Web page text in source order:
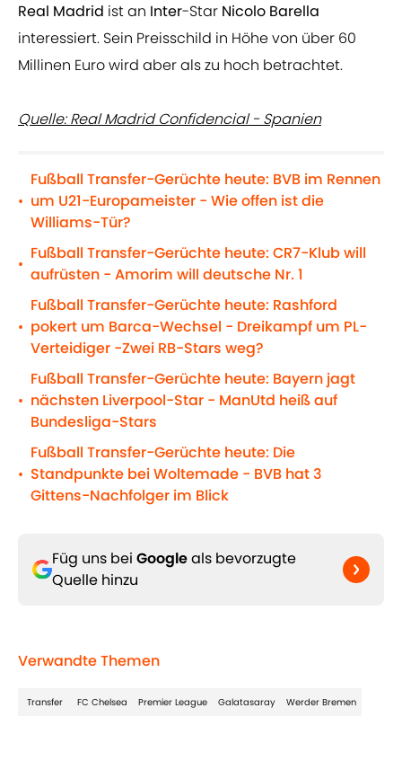
Real Madrid ist an Inter-Star Nicolo Barella
interessiert. Sein Preisschild in Höhe von über 60
Millinen Euro wird aber als zu hoch betrachtet.
Quelle: Real Madrid Confidencial - Spanien
•
Fußball Transfer-Gerüchte heute: BVB im Rennen
um U21-Europameister - Wie offen ist die
Williams-Tür?
•
Fußball Transfer-Gerüchte heute: CR7-Klub will
aufrüsten - Amorim will deutsche Nr. 1
•
Fußball Transfer-Gerüchte heute: Rashford
pokert um Barca-Wechsel - Dreikampf um PL-
Verteidiger -Zwei RB-Stars weg?
•
Fußball Transfer-Gerüchte heute: Bayern jagt
nächsten Liverpool-Star - ManUtd heiß auf
Bundesliga-Stars
•
Fußball Transfer-Gerüchte heute: Die
Standpunkte bei Woltemade - BVB hat 3
Gittens-Nachfolger im Blick
Füg uns bei Googleals bevorzugte
Quelle hinzu
Verwandte Themen
Transfer FC Chelsea Premier League Galatasaray Werder Bremen